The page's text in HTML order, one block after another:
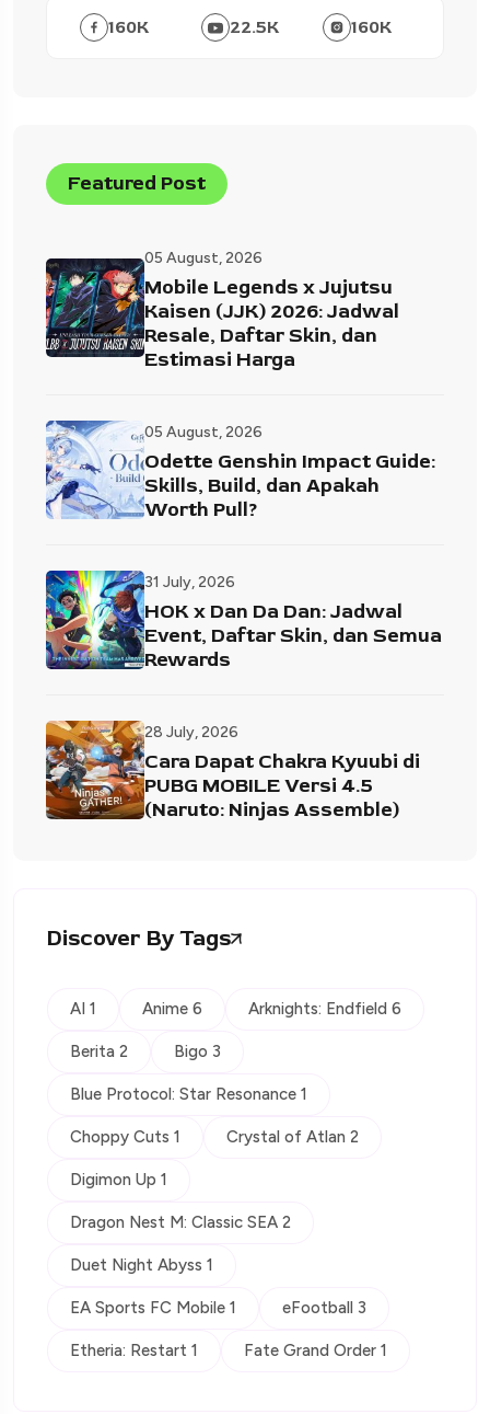
160K 22.5K 160K
Featured Post
05 August, 2026
Mobile Legends x Jujutsu
Kaisen (JJK) 2026: Jadwal
Resale, Daftar Skin, dan
Estimasi Harga
05 August, 2026
Odette Genshin Impact Guide:
Skills, Build, dan Apakah
Worth Pull?
31 July, 2026
HOK x Dan Da Dan: Jadwal
Event, Daftar Skin, dan Semua
Rewards
28 July, 2026
Cara Dapat Chakra Kyuubi di
PUBG MOBILE Versi 4.5
(Naruto: Ninjas Assemble)
Discover By Tags
AI 1 Anime 6 Arknights: Endfield 6
Berita 2 Bigo 3
Blue Protocol: Star Resonance 1
Choppy Cuts 1 Crystal of Atlan 2
Digimon Up 1
Dragon Nest M: Classic SEA 2
Duet Night Abyss 1
EA Sports FC Mobile 1 eFootball 3
Etheria: Restart 1 Fate Grand Order 1